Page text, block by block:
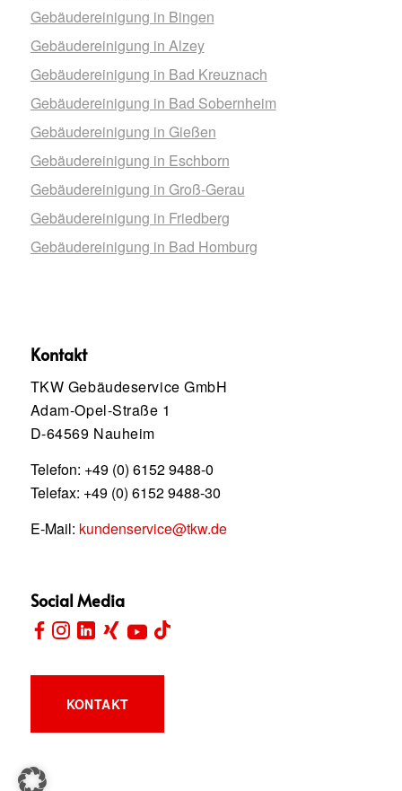
Gebäudereinigung in Bingen
Gebäudereinigung in Alzey
Gebäudereinigung in Bad Kreuznach
Gebäudereinigung in Bad Sobernheim
Gebäudereinigung in Gießen
Gebäudereinigung in Eschborn
Gebäudereinigung in Groß-Gerau
Gebäudereinigung in Friedberg
Gebäudereinigung in Bad Homburg
Kontakt
TKW Gebäudeservice GmbH
Adam-Opel-Straße 1
D-64569 Nauheim
Telefon: +49 (0) 6152 9488-0
Telefax: +49 (0) 6152 9488-30
E-Mail: kundenservice@tkw.de
Social Media
KONTAKT